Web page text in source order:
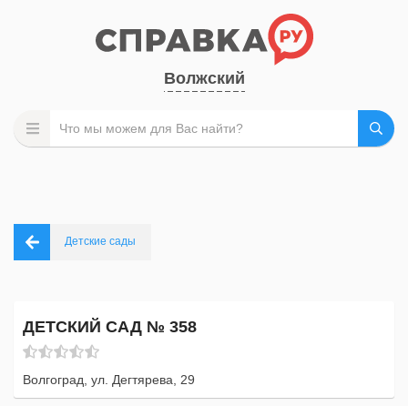
Волжский
Детские сады
ДЕТСКИЙ САД № 358
Волгоград, ул. Дегтярева, 29